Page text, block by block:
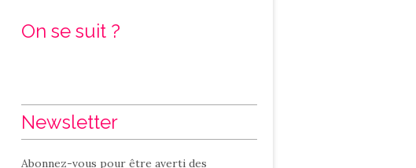
On se suit ?
Newsletter
Abonnez-vous pour être averti des